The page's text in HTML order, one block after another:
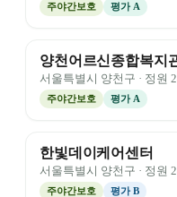
주야간보호 평가 A
양천어르신종합복지
서울특별시 양천구 · 정원
주야간보호 평가 A
한빛데이케어센터
서울특별시 양천구 · 정원
주야간보호 평가B